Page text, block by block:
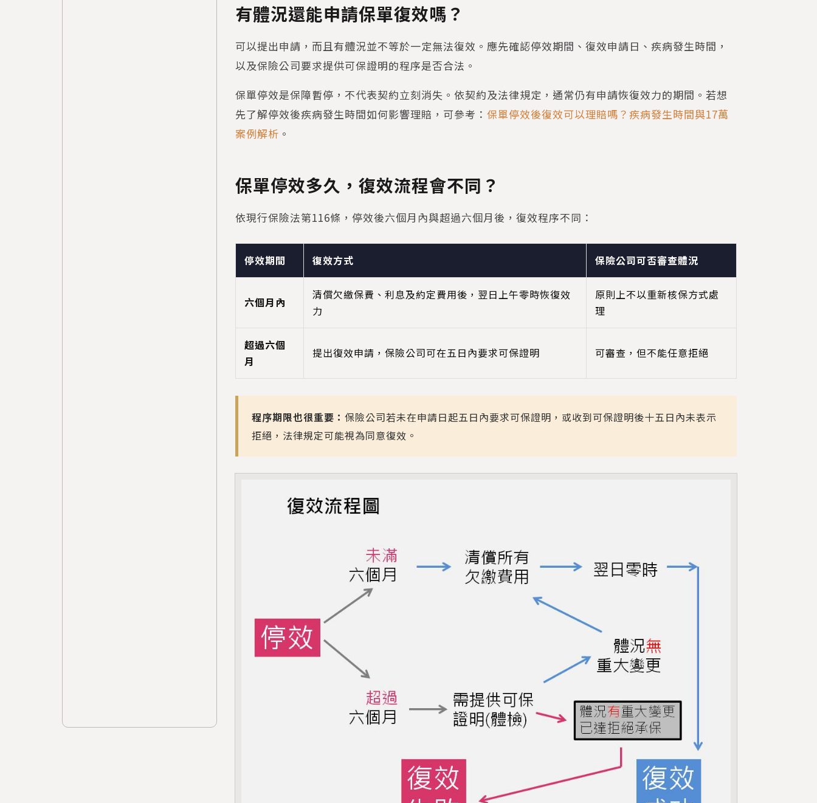
有體況還能申請保單復效嗎？
可以提出申請，而且有體況並不等於一定無法復效。應先確認停效期間、復效申請日、疾病發生時間，
以及保險公司要求提供可保證明的程序是否合法。
保單停效是保障暫停，不代表契約立刻消失。依契約及法律規定，通常仍有申請恢復效力的期間。若想
先了解停效後疾病發生時間如何影響理賠，可參考： 保單停效後復效可以理賠嗎？疾病發生時間與17萬
案例解析 。
保單停效多久，復效流程會不同？
依現行保險法第116條，停效後六個月內與超過六個月後，復效程序不同：
停效期間 復效方式 保險公司可否審查體況
六個月內
清償欠繳保費、利息及約定費用後，翌日上午零時恢復效
力
原則上不以重新核保方式處
理
超過六個
月
提出復效申請，保險公司可在五日內要求可保證明 可審查，但不能任意拒絕
程序期限也很重要： 保險公司若未在申請日起五日內要求可保證明，或收到可保證明後十五日內未表示
拒絕，法律規定可能視為同意復效。